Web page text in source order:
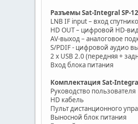
Разъемы Sat-Integral SP-
LNB IF input – вход
HD OUT – цифровой HD-
AV-выход – аналоговое
S/PDIF - цифровой аудио
2 х USB 2.0 (передняя +
Вход блока питания
Комплектация Sat-Integral
Руководство пользователя
HD кабель
Пульт дистанционного
Выносной блок питания